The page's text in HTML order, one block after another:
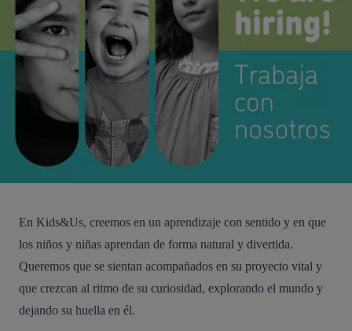
En Kids&Us, creemos en un aprendizaje con sentido y en que
los niños y niñas aprendan de forma natural y divertida.
Queremos que se sientan acompañados en su proyecto vital y
que crezcan al ritmo de su curiosidad, explorando el mundo y
dejando su huella en él.